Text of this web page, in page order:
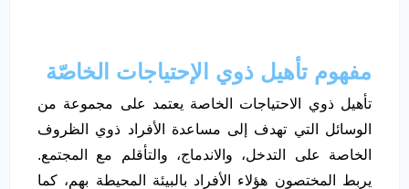
مفهوم تأهيل ذوي الإحتياجات الخاصّة
تأهيل ذوي الاحتياجات الخاصة يعتمد على مجموعة من
الوسائل التي تهدف إلى مساعدة الأفراد ذوي الظروف
الخاصة على التدخل، والاندماج، والتأقلم مع المجتمع.
يربط المختصون هؤلاء الأفراد بالبيئة المحيطة بهم، كما